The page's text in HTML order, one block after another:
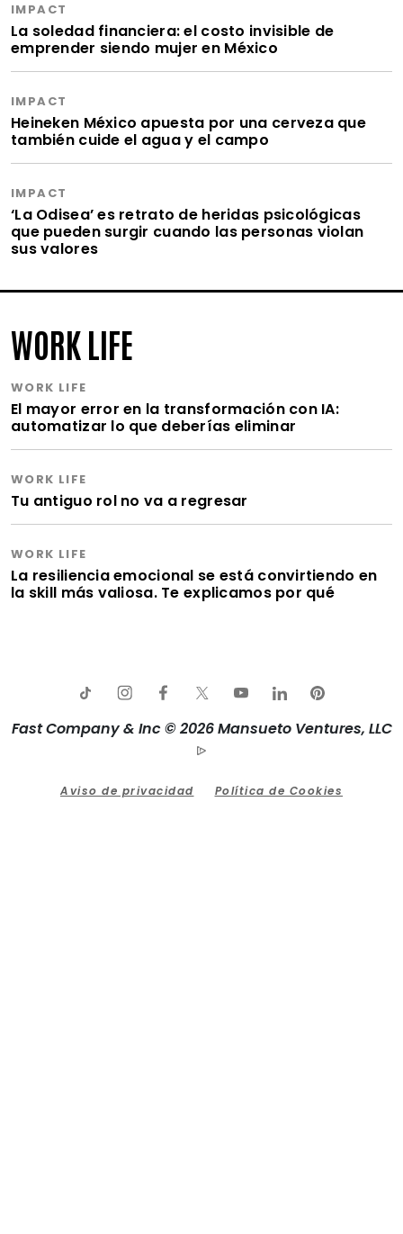
IMPACT
La soledad financiera: el costo invisible de
emprender siendo mujer en México
IMPACT
Heineken México apuesta por una cerveza que
también cuide el agua y el campo
IMPACT
‘La Odisea’ es retrato de heridas psicológicas
que pueden surgir cuando las personas violan
sus valores
WORK LIFE
WORK LIFE
El mayor error en la transformación con IA:
automatizar lo que deberías eliminar
WORK LIFE
Tu antiguo rol no va a regresar
WORK LIFE
La resiliencia emocional se está convirtiendo en
la skill más valiosa. Te explicamos por qué
Fast Company & Inc © 2026 Mansueto Ventures, LLC
Aviso de privacidad Política de Cookies